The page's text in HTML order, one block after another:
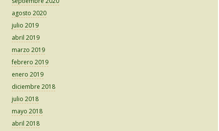
agosto 2020
julio 2019
abril 2019
marzo 2019
febrero 2019
enero 2019
diciembre 2018
julio 2018
mayo 2018
abril 2018